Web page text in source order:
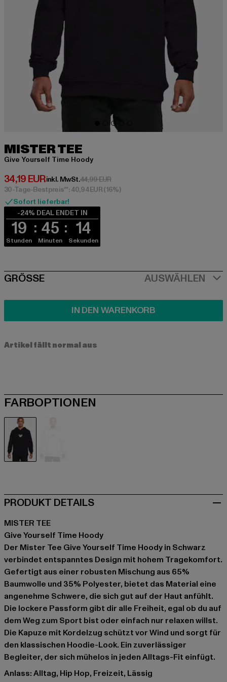
MISTER TEE
Give Yourself Time Hoody
34,19 EUR
Derzeitiger Preis: 34,19 EUR
inkl. MwSt.44,99 EURAktionspreis: 44,99 EUR
30-Tage-Bestpreis**: 40,94 EUR(16%)
Sofort lieferbar!
-24% DEAL ENDET IN
19
Stunden
45
Minuten
14
Sekunden
SIZE
GRÖSSE AUSWÄHLEN
IN DEN WARENKORB
Artikel fällt normal aus
FARBOPTIONEN
PRODUKT DETAILS
MISTER TEE
Give Yourself Time Hoody
Der Mister Tee Give Yourself Time Hoody in Schwarz
verbindet entspanntes Design mit hohem Tragekomfort.
Gefertigt aus einer robusten Mischung aus 65%
Baumwolle und 35% Polyester, bietet das Material eine
angenehme Schwere, die sich gut auf der Haut anfühlt.
Die lockere Passform gibt dir alle Freiheit, egal ob du auf
dem Weg zum Sport bist oder einfach nur relaxen willst.
Die Kapuze mit Kordelzug schützt vor Wind und sorgt für
den klassischen Hoodie-Look. Ein zuverlässiger
Begleiter, der sich mühelos in jeden Alltags-Fit einfügt.
Anlass: Alltag, Hip Hop, Freizeit, Lässig